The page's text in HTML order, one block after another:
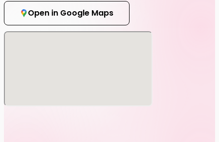
Open in Google Maps